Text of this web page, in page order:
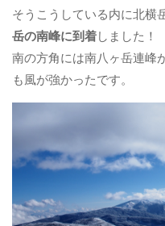
そうこうしている内に北横
岳の南峰に到着しました！
南の方角には南八ヶ岳連峰
も風が強かったです。